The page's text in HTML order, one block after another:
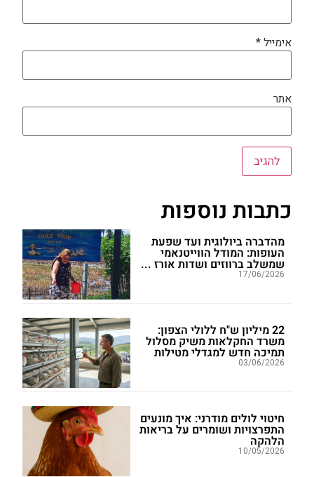
אימייל*
אתר
כתבות נוספות
מהדברה ביולוגית ועד שפעת
העופות: המודל הווייטנאמי
שמשלב ברווזים ושדות אורז ...
17/06/2026
22 מיליון ש"ח ללולי הצפון:
משרד החקלאות משיק מסלול
תמיכה חדש למגדלי מטילות
03/06/2026
חיטוי לולים מודרני: איך מונעים
התפרצויות ושומרים על בריאות
הלהקה
10/05/2026